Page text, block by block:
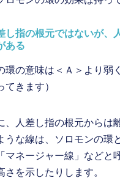
指の根元ではないが、
ある
環の意味は＜Ａ＞より弱
てきます）
、人差し指の根元からは
うな線は、ソロモンの環
マネージャー線」などと
さを示したりします。